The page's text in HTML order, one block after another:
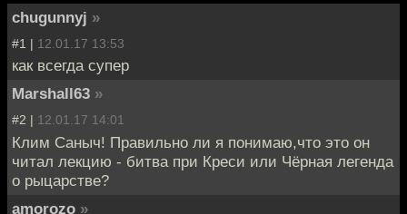
chugunnyj »
#1 | 12.01.17 13:53
как всегда супер
Marshall63 »
#2 | 12.01.17 14:01
Клим Саныч! Правильно ли я понимаю,что это он
читал лекцию - битва при Креси или Чёрная легенда
о рыцарстве?
amorozo »